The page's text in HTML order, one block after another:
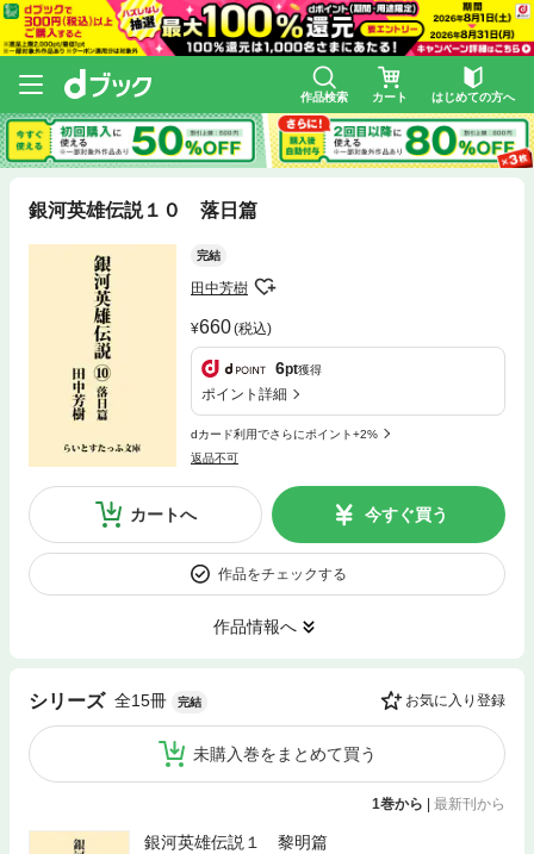
作品検索 カート はじめての方へ
銀河英雄伝説１０ 落日篇
完結
田中芳樹
660(税込)
6pt獲得
ポイント詳細
dカード利用でさらにポイント+2%
返品不可
カートへ 今すぐ買う
作品をチェックする
作品情報へ
シリーズ 全15冊 完結 お気に入り登録
未購入巻をまとめて買う
1巻から 最新刊から
銀河英雄伝説１ 黎明篇